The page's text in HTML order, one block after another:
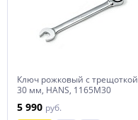
Ключ рожковый с трещоткой
30 мм, HANS, 1165M30
5 990 руб.